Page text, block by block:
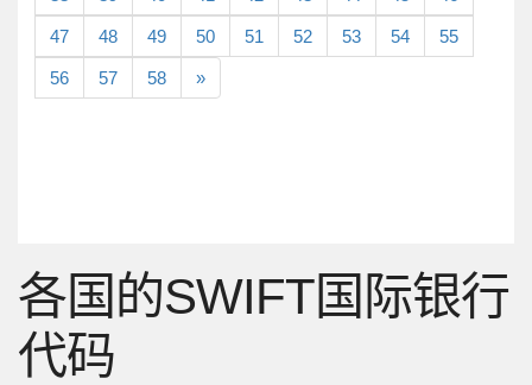
47 48 49 50 51 52 53 54 55
56 57 58 »
各国的SWIFT国际银行
代码